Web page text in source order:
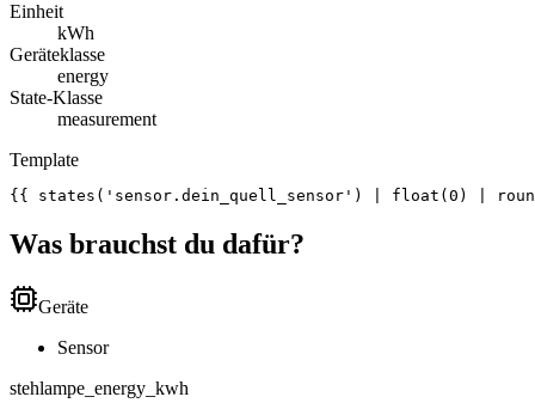
Einheit
kWh
Geräteklasse
energy
State-Klasse
measurement
Template
{{ states('sensor.dein_quell_sensor') | float(0) |
Was brauchst du dafür?
Geräte
Sensor
stehlampe_energy_kwh